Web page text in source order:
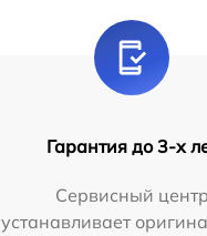
Гарантия до 3-х
Сервисный центр
устанавливает